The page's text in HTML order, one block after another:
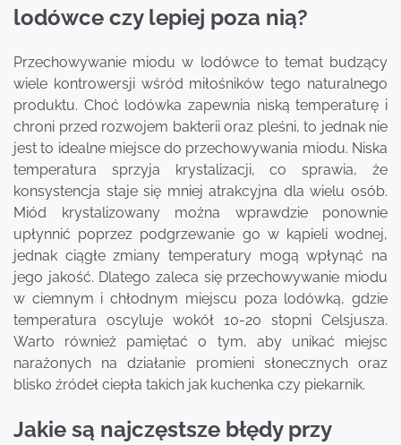
lodówce czy lepiej poza nią?
Przechowywanie miodu w lodówce to temat budzący
wiele kontrowersji wśród miłośników tego naturalnego
produktu. Choć lodówka zapewnia niską temperaturę i
chroni przed rozwojem bakterii oraz pleśni, to jednak nie
jest to idealne miejsce do przechowywania miodu. Niska
temperatura sprzyja krystalizacji, co sprawia, że
konsystencja staje się mniej atrakcyjna dla wielu osób.
Miód krystalizowany można wprawdzie ponownie
upłynnić poprzez podgrzewanie go w kąpieli wodnej,
jednak ciągłe zmiany temperatury mogą wpłynąć na
jego jakość. Dlatego zaleca się przechowywanie miodu
w ciemnym i chłodnym miejscu poza lodówką, gdzie
temperatura oscyluje wokół 10-20 stopni Celsjusza.
Warto również pamiętać o tym, aby unikać miejsc
narażonych na działanie promieni słonecznych oraz
blisko źródeł ciepła takich jak kuchenka czy piekarnik.
Jakie są najczęstsze błędy przy